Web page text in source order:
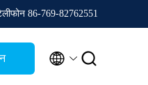
86-769-82762551
 